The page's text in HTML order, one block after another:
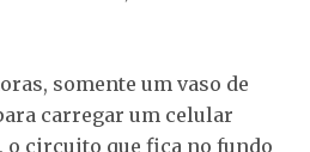
somente um vaso de
carregar um celular
o circuito que fica no fundo